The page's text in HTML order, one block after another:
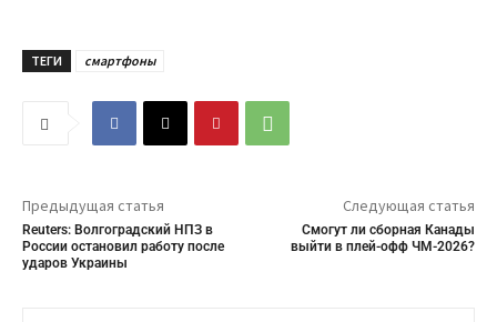
ТЕГИ смартфоны
Предыдущая статья
Reuters: Волгоградский НПЗ в
России остановил работу после
ударов Украины
Следующая статья
Смогут ли сборная Канады
выйти в плей-офф ЧМ-2026?